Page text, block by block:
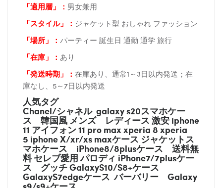
「適用層」： 男女兼用
「スタイル」： ジャケット型 おしゃれ ファッション
「場所 」： パーティー 誕生日 通勤 通学 旅行
「在庫 」： あり
「発送時期 」： 在庫あり、通常1～3日以内発送；在
庫なし、5～7日以内発送
人気タグ
Chanel/シャネル galaxy s20スマホケー
ス 韓国風 メンズ レディース 激安 iphone
11 アイフォン 11 pro max xperia 8 xperia
5 iphone X/xr/xs maxケース ジャケットス
マホケース iPhone8/8plusケース 送料無
料 セレブ愛用 パロディ iPhone7/7plusケー
ス グッチGalaxyS10/S8+ケース
GalaxyS7edgeケース バーバリー Galaxy